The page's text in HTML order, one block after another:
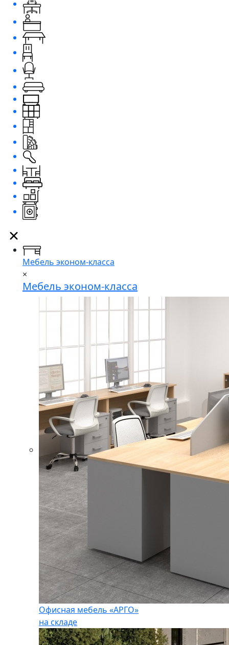
Мебель эконом-класса
×
Мебель эконом-класса
Офисная мебель «АРГО»
на складе